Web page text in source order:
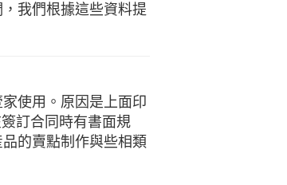
我們根據這些資料提
使用。原因是上面印
訂合同時有書面規
的賣點制作與些相類